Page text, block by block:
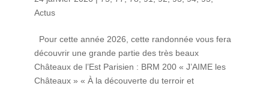
Actus
Pour cette année 2026, cette randonnée vous fera
découvrir une grande partie des très beaux
Châteaux de l’Est Parisien : BRM 200 « J’AIME les
Châteaux » « À la découverte du terroir et